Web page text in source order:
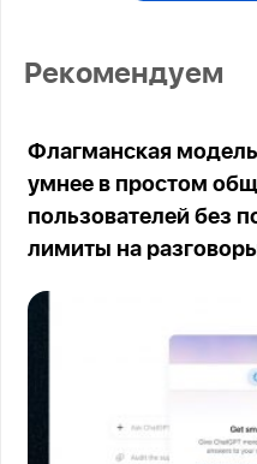
Рекомендуем
Флагманская модель
умнее в простом
пользователей без
лимиты на